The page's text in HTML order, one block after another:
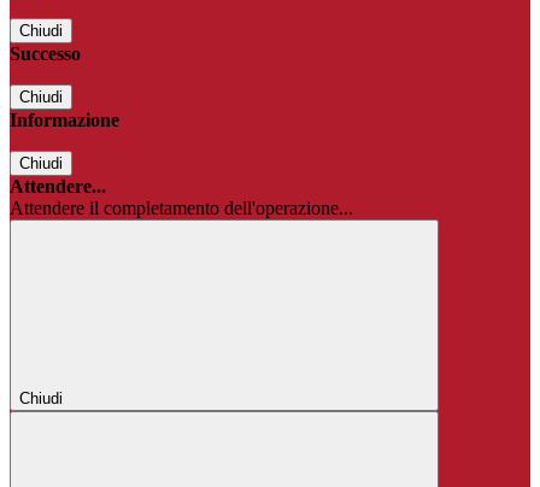
Chiudi
Successo
Chiudi
Informazione
Chiudi
Attendere...
Attendere il completamento dell'operazione...
Chiudi